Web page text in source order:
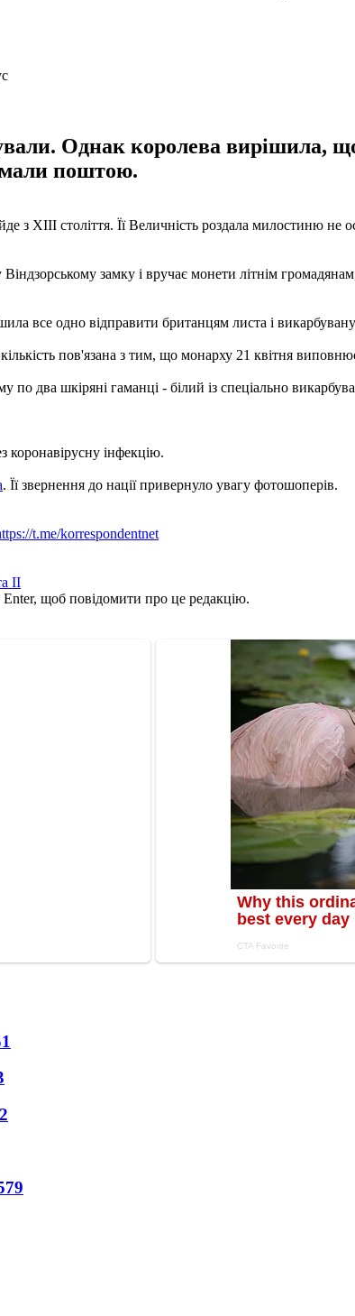
Однак королева вирішила,
поштою.
з XIII століття. Її Величність роздала милостиню не
замку і вручає монети літнім
все одно відправити британцям листа і
пов'язана з тим, що монарху 21 квітня
два шкіряні гаманці - білий із спеціально
коронавірусну інфекцію.
. Її звернення до нації привернуло увагу фотошоперів.
t.me/korrespondentnet
II
Enter, щоб повідомити про це редакцію.